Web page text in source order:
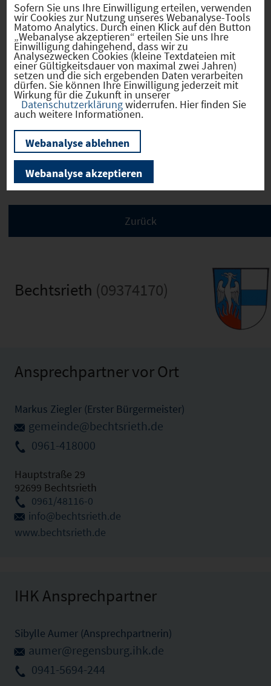
Sozialvers. Beschäftigte
Verkehrsinfrastruktur
Kommunale Infrastruktur
Bechtsrieth (09374170)
Ansprechpartner vor Ort
Markus Ziegler (Erster Bürgermeister)
gemeinde@bechtsrieth.de
0961-418000
Hauptstraße 29
92699 Bechtsrieth
0961/48116-0
info@bechtsrieth.de
www.bechtsrieth.de
IHK Ansprechpartner
Sibylle Aumer (Ansprechpartnerin)
aumer@regensburg.ihk.de
0941-5694-244
Sofern Sie uns Ihre Einwilligung erteilen, verwenden
wir Cookies zur Nutzung unseres Webanalyse-Tools
Matomo Analytics. Durch einen Klick auf den Button
„Webanalyse akzeptieren“ erteilen Sie uns Ihre
Einwilligung dahingehend, dass wir zu
Analysezwecken Cookies (kleine Textdateien mit
einer Gültigkeitsdauer von maximal zwei Jahren)
setzen und die sich ergebenden Daten verarbeiten
dürfen. Sie können Ihre Einwilligung jederzeit mit
Wirkung für die Zukunft in unserer
Datenschutzerklärungwiderrufen. Hier finden Sie
auch weitere Informationen.
Webanalyse ablehnen
Webanalyse akzeptieren